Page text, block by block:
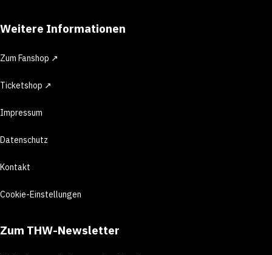
Weitere Informationen
Zum Fanshop ↗
Ticketshop ↗
Impressum
Datenschutz
Kontakt
Cookie-Einstellungen
Zum THW-Newsletter